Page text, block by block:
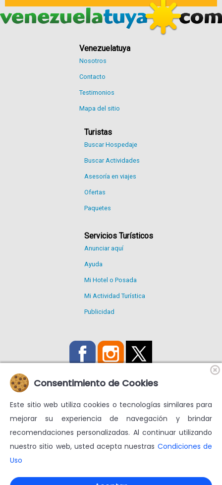
Venezuelatuya
Nosotros
Contacto
Testimonios
Mapa del sitio
Turistas
Buscar Hospedaje
Buscar Actividades
Asesoría en viajes
Ofertas
Paquetes
Servicios Turísticos
Anunciar aquí
Ayuda
Mi Hotel o Posada
Mi Actividad Turística
Publicidad
Utilizamos Cookies propias y de terceros para mejorar nuestros
servicios y mostrarte publicidad relacionada con tus
preferencias.
Más información enCondiciones de uso
reservados. RIF J-30713331-7 $geoip $CodigoPagina
Consentimiento de Cookies
Este sitio web utiliza cookies o tecnologías similares para
mejorar su experiencia de navegación y brindar
recomendaciones personalizadas. Al continuar utilizando
nuestro sitio web, usted acepta nuestras Condiciones de
Uso